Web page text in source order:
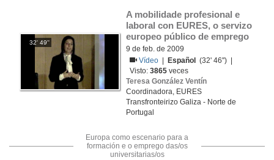
32' 49''
A mobilidade profesional e
laboral con EURES, o servizo
europeo público de emprego
9 de feb. de 2009
Vídeo
Español
(32' 46'') |
Visto:3865 veces
Teresa González Ventín
Coordinadora, EURES
Transfronteirizo Galiza - Norte de
Portugal
Europa como escenario para a
formación e o emprego das/os
universitarias/os